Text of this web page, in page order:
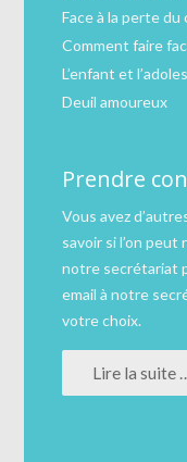
Face à la perte du
Comment faire
L’enfant et
Deuil amoureux
Prendre
Vous avez
savoir si l’on
notre secrétariat
email à notre
votre choix.
Lire la suite